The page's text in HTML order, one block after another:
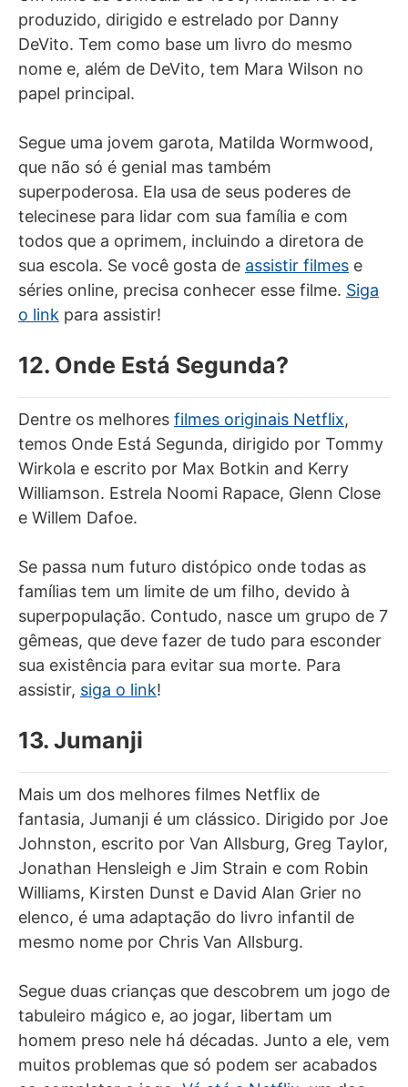
produzido, dirigido e estrelado por Danny
DeVito. Tem como base um livro do mesmo
nome e, além de DeVito, tem Mara Wilson no
papel principal.
Segue uma jovem garota, Matilda Wormwood,
que não só é genial mas também
superpoderosa. Ela usa de seus poderes de
telecinese para lidar com sua família e com
todos que a oprimem, incluindo a diretora de
sua escola. Se você gosta de assistir filmes e
séries online, precisa conhecer esse filme. Siga
o link para assistir!
12. Onde Está Segunda?
Dentre os melhores filmes originais Netflix,
temos Onde Está Segunda, dirigido por Tommy
Wirkola e escrito por Max Botkin and Kerry
Williamson. Estrela Noomi Rapace, Glenn Close
e Willem Dafoe.
Se passa num futuro distópico onde todas as
famílias tem um limite de um filho, devido à
superpopulação. Contudo, nasce um grupo de 7
gêmeas, que deve fazer de tudo para esconder
sua existência para evitar sua morte. Para
assistir, siga o link!
13. Jumanji
Mais um dos melhores filmes Netflix de
fantasia, Jumanji é um clássico. Dirigido por Joe
Johnston, escrito por Van Allsburg, Greg Taylor,
Jonathan Hensleigh e Jim Strain e com Robin
Williams, Kirsten Dunst e David Alan Grier no
elenco, é uma adaptação do livro infantil de
mesmo nome por Chris Van Allsburg.
Segue duas crianças que descobrem um jogo de
tabuleiro mágico e, ao jogar, libertam um
homem preso nele há décadas. Junto a ele, vem
muitos problemas que só podem ser acabados